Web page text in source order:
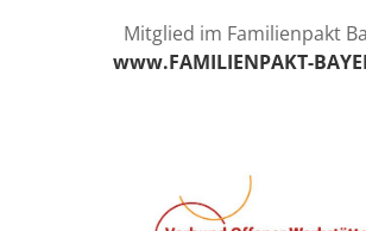
Mitglied im Familienpakt
www.FAMILIENPAKT-